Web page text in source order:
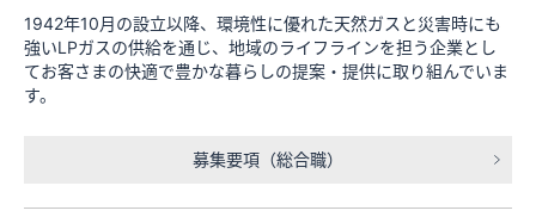
1942年10月の設立以降、環境性に優れた天然ガスと災害時にも
強いLPガスの供給を通じ、地域のライフラインを担う企業とし
てお客さまの快適で豊かな暮らしの提案・提供に取り組んでいま
す。
募集要項（総合職）